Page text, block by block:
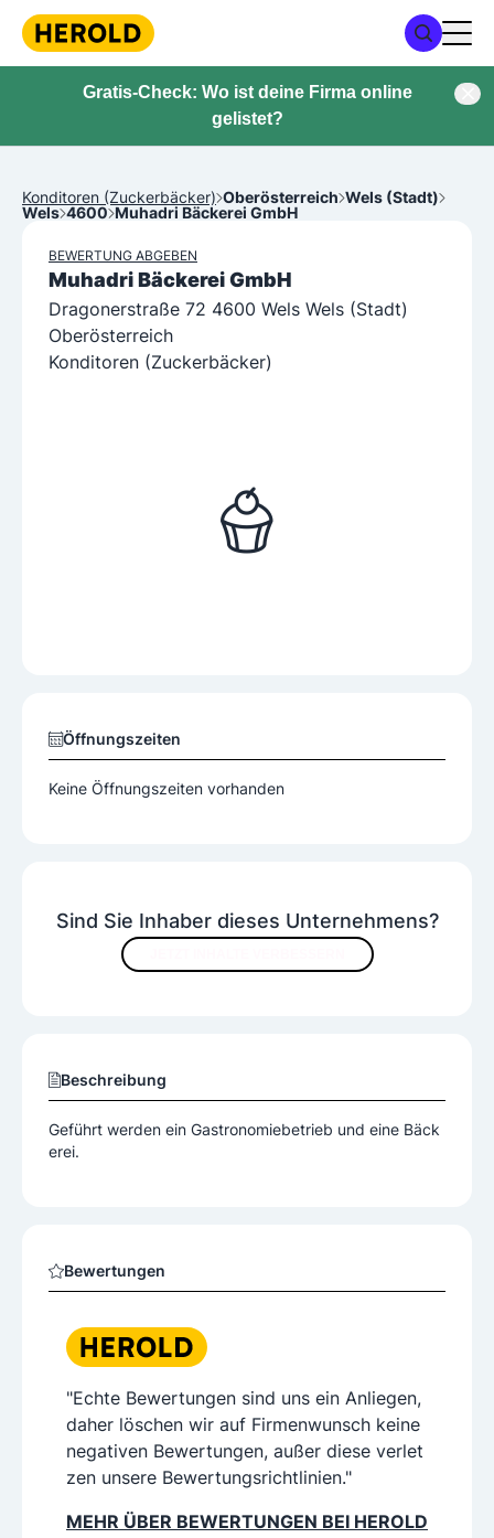
Gratis-Check: Wo ist deine Firma online
gelistet?
Konditoren (Zuckerbäcker) Oberösterreich Wels (Stadt)
Wels 4600 Muhadri Bäckerei GmbH
BEWERTUNG ABGEBEN
Muhadri Bäckerei GmbH
Dragonerstraße 72 4600 Wels Wels (Stadt)
Oberösterreich
Konditoren (Zuckerbäcker)
Sind Sie Inhaber dieses Unternehmens?
Beschreibung
Geführt werden ein Gastronomiebetrieb und eine Bäck
erei.
Bewertungen
"Echte Bewertungen sind uns ein Anliegen,
daher löschen wir auf Firmenwunsch keine
negativen Bewertungen, außer diese verlet
zen unsere Bewertungsrichtlinien."
MEHR ÜBER BEWERTUNGEN BEI HEROLD
Öffnungszeiten
Keine Öffnungszeiten vorhanden